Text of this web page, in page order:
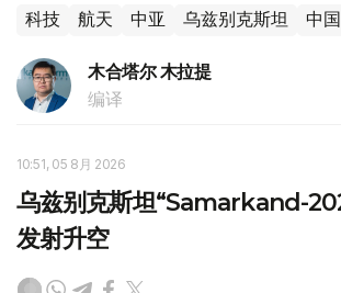
科技 航天 中亚 乌兹别克斯坦 中国
木合塔尔 木拉提
编译
10:51, 05 8月 2026
乌兹别克斯坦“Samarkand-
发射升空